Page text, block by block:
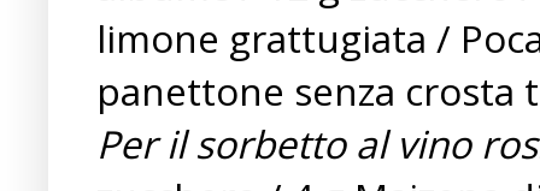
limone grattugiata /
panettone senza crosta
Per il sorbetto al vino